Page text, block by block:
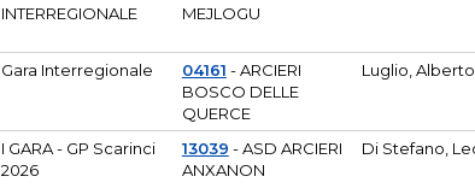
INTERREGIONALE
MEJLOGU
Gara Interregionale 04161 - ARCIERI
BOSCO DELLE
QUERCE
Luglio, Alberto
I GARA - GP Scarinci
2026
13039 - ASD ARCIERI
ANXANON
Di Stefano,